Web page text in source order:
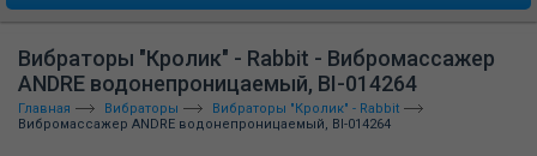
Вибраторы "Кролик" - Rabbit - Вибромассажер
ANDRE водонепроницаемый, BI-014264
Главная Вибраторы
Вибраторы "Кролик" - Rabbit
Вибромассажер ANDRE водонепроницаемый, BI-014264